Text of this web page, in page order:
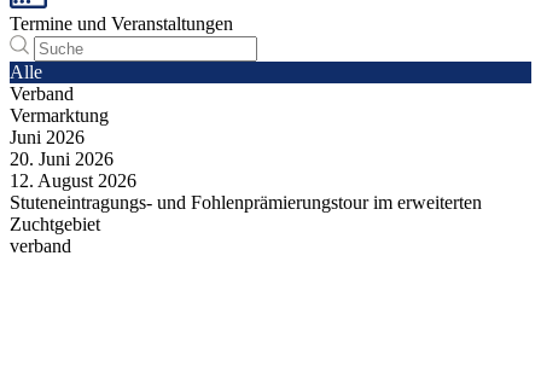
Termine und Veranstaltungen
Alle
Verband
Vermarktung
Juni 2026
20. Juni 2026
12. August 2026
Stuteneintragungs- und Fohlenprämierungstour im erweiterten
Zuchtgebiet
verband